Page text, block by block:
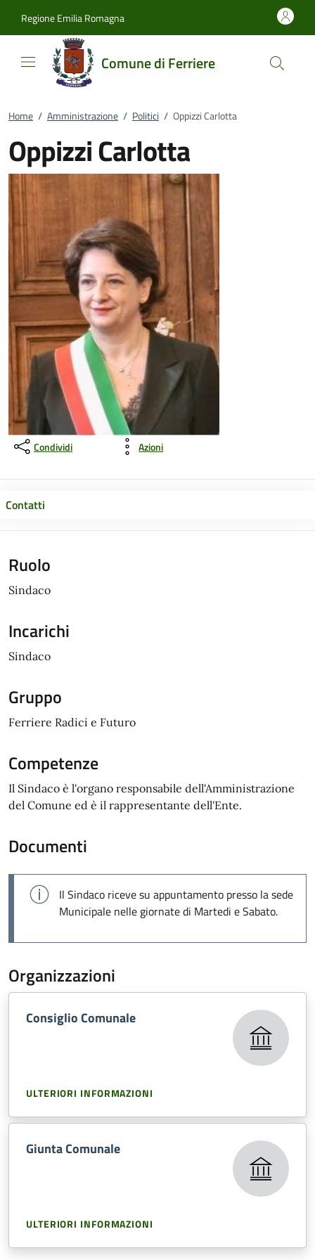
Regione Emilia Romagna
Comune di Ferriere
Home / Amministrazione / Politici / Oppizzi Carlotta
Oppizzi Carlotta
Condividi Azioni
Contatti
Ruolo
Sindaco
Incarichi
Sindaco
Gruppo
Ferriere Radici e Futuro
Competenze
Il Sindaco è l'organo responsabile dell'Amministrazione
del Comune ed è il rappresentante dell'Ente.
Documenti
Il Sindaco riceve su appuntamento presso la sede
Municipale nelle giornate di Martedi e Sabato.
Organizzazioni
Consiglio Comunale
ULTERIORI INFORMAZIONI
Giunta Comunale
ULTERIORI INFORMAZIONI